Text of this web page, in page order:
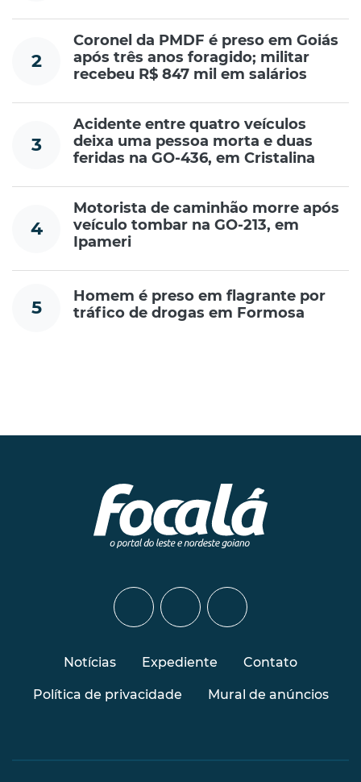
2
Coronel da PMDF é preso em Goiás
após três anos foragido; militar
recebeu R$ 847 mil em salários
3
Acidente entre quatro veículos
deixa uma pessoa morta e duas
feridas na GO-436, em Cristalina
4
Motorista de caminhão morre após
veículo tombar na GO-213, em
Ipameri
5
Homem é preso em flagrante por
tráfico de drogas em Formosa
Notícias Expediente Contato
Política de privacidade Mural de anúncios